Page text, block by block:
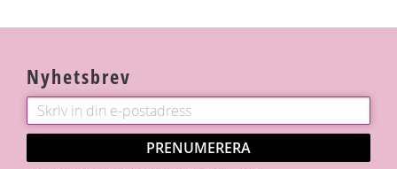
Nyhetsbrev
PRENUMERERA